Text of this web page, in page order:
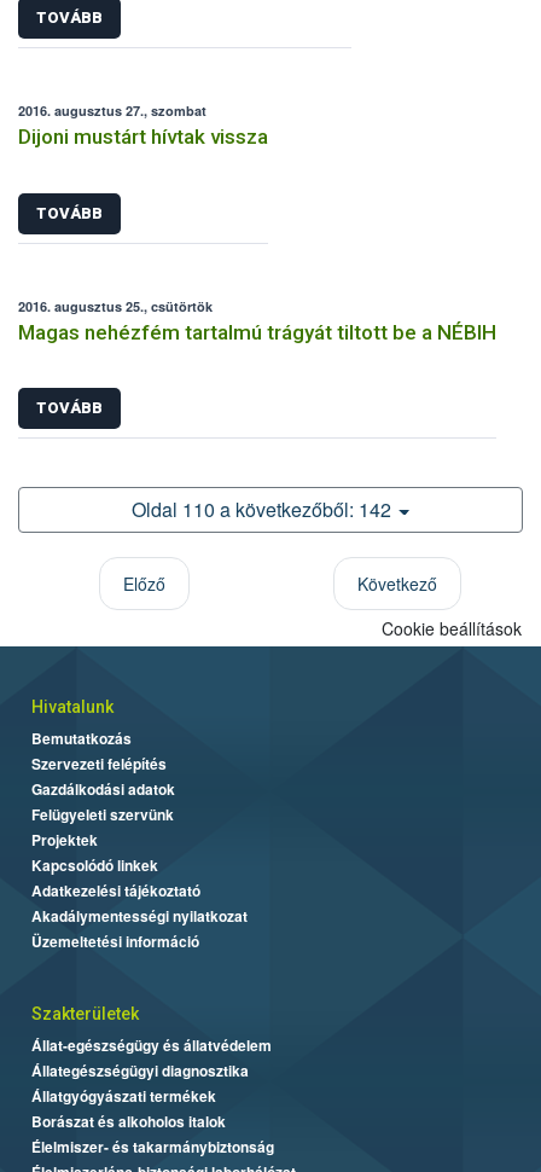
TOVÁBB
2016. augusztus 27., szombat
Dijoni mustárt hívtak vissza
TOVÁBB
2016. augusztus 25., csütörtök
Magas nehézfém tartalmú trágyát tiltott be a NÉBIH
TOVÁBB
Oldal 110 a következőből: 142
Előző
Következő
Cookie beállítások
Hivatalunk
Bemutatkozás
Szervezeti felépítés
Gazdálkodási adatok
Felügyeleti szervünk
Projektek
Kapcsolódó linkek
Adatkezelési tájékoztató
Akadálymentességi nyilatkozat
Üzemeltetési információ
Szakterületek
Állat-egészségügy és állatvédelem
Állategészségügyi diagnosztika
Állatgyógyászati termékek
Borászat és alkoholos italok
Élelmiszer- és takarmánybiztonság